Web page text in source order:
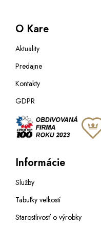
O Kare
Aktuality
Predajne
Kontakty
GDPR
Informácie
Služby
Tabuľky veľkostí
Starostlivosť o výrobky